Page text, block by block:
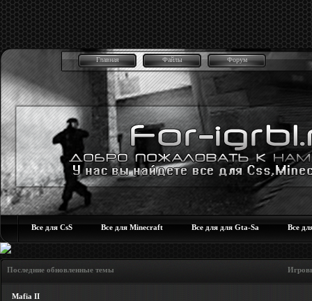
Главная Файлы Форум
Все для CsS Все для Minecraft Все для для Gta-Sa Все
Последние обновленные темы Игровые
Mafia II